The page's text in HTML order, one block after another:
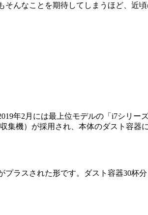
んなことを期待してしまうほど、近
年2月には最上位モデルの「i7シリ
機）が採用され、本体のダスト容器
ラスされた形です。ダスト容器30杯